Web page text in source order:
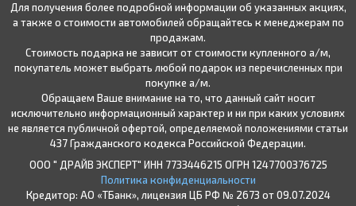
Для получения более подробной информации об указанных акциях,
а также о стоимости автомобилей обращайтесь к менеджерам по
продажам.
Стоимость подарка не зависит от стоимости купленного а/м,
покупатель может выбрать любой подарок из перечисленных при
покупке а/м.
Обращаем Ваше внимание на то, что данный сайт носит
исключительно информационный характер и ни при каких условиях
не является публичной офертой, определяемой положениями статьи
437 Гражданского кодекса Российской Федерации.
ООО " ДРАЙВ ЭКСПЕРТ" ИНН 7733446215 ОГРН 1247700376725
Политика конфиденциальности
Кредитор: АО «ТБанк», лицензия ЦБ РФ № 2673 от 09.07.2024